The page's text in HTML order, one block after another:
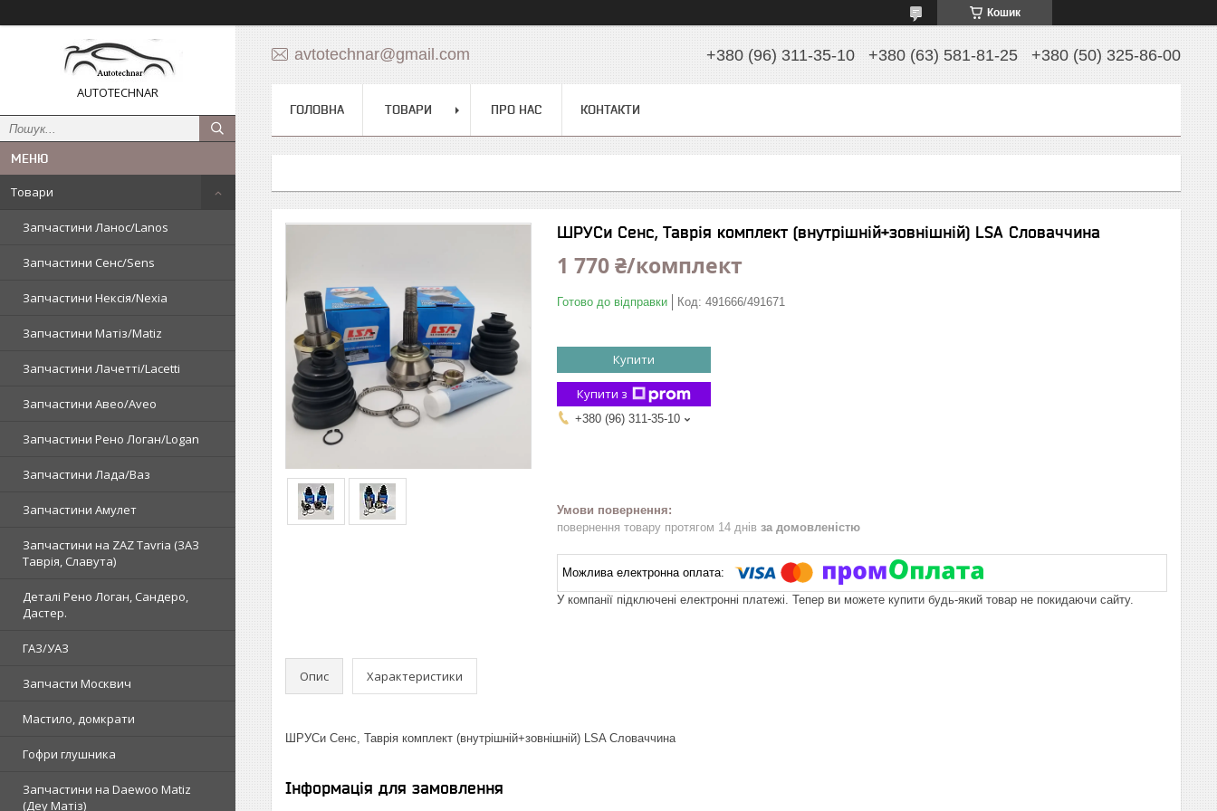
Кошик
AUTOTECHNAR
Товари
Запчастини Ланос/Lanos
Запчастини Сенс/Sens
Запчастини Нексія/Nexia
Запчастини Матіз/Matiz
Запчастини Лачетті/Lacetti
Запчастини Авео/Aveo
Запчастини Рено Логан/Logan
Запчастини Лада/Ваз
Запчастини Амулет
Запчастини на ZAZ Tavria (ЗАЗ
Таврія, Славута)
Деталі Рено Логан, Сандеро,
Дастер.
ГАЗ/УАЗ
Запчасти Москвич
Мастило, домкрати
Гофри глушника
Запчастини на Daewoo Matiz
(Деу Матіз)
avtotechnar@gmail.com +380 (96) 311-35-10 +380 (63) 581-81-25 +380 (50) 325-86-00
ГОЛОВНА ТОВАРИ ПРО НАС КОНТАКТИ
ШРУСи Сенс, Таврія комплект (внутрішній+зовнішній) LSA Словаччина
1 770 ₴/комплект
Готово до відправки Код: 491666/491671
Купити
Купити з
+380 (96) 311-35-10
повернення товару протягом 14 днів за домовленістю
У компанії підключені електронні платежі. Тепер ви можете купити будь-який товар не покидаючи сайту.
Опис Характеристики
ШРУСи Сенс, Таврія комплект (внутрішній+зовнішній) LSA Словаччина
Інформація для замовлення